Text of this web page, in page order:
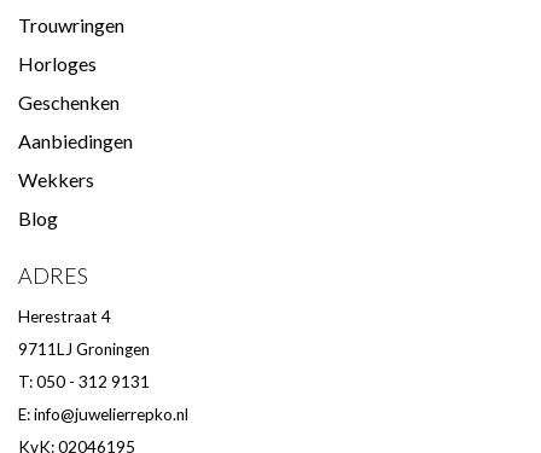
Trouwringen
Horloges
Geschenken
Aanbiedingen
Wekkers
Blog
ADRES
Herestraat 4
9711LJ Groningen
T: 050 - 312 9131
E:info@juwelierrepko.nl
KvK: 02046195